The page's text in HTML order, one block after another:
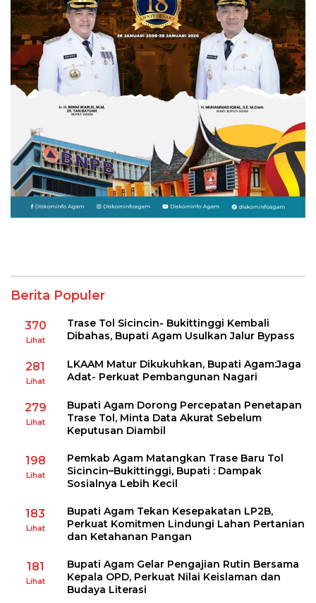
Berita Populer
370
Lihat
Trase Tol Sicincin- Bukittinggi Kembali
Dibahas, Bupati Agam Usulkan Jalur Bypass
281
Lihat
LKAAM Matur Dikukuhkan, Bupati Agam:Jaga
Adat- Perkuat Pembangunan Nagari
279
Lihat
Bupati Agam Dorong Percepatan Penetapan
Trase Tol, Minta Data Akurat Sebelum
Keputusan Diambil
198
Lihat
Pemkab Agam Matangkan Trase Baru Tol
Sicincin–Bukittinggi, Bupati : Dampak
Sosialnya Lebih Kecil
183
Lihat
Bupati Agam Tekan Kesepakatan LP2B,
Perkuat Komitmen Lindungi Lahan Pertanian
dan Ketahanan Pangan
181
Lihat
Bupati Agam Gelar Pengajian Rutin Bersama
Kepala OPD, Perkuat Nilai Keislaman dan
Budaya Literasi